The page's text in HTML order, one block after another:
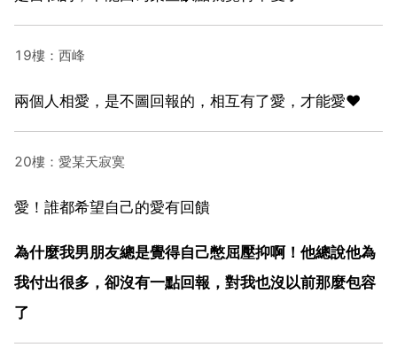
19樓：西峰
兩個人相愛，是不圖回報的，相互有了愛，才能愛❤
20樓：愛某天寂寞
愛！誰都希望自己的愛有回饋
為什麼我男朋友總是覺得自己憋屈壓抑啊！他總說他為
我付出很多，卻沒有一點回報，對我也沒以前那麼包容
了